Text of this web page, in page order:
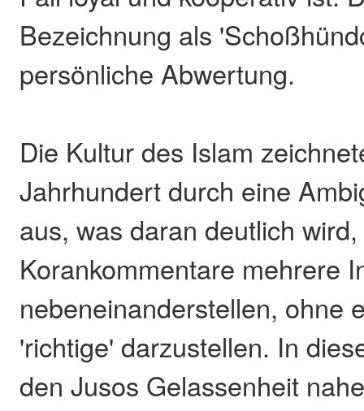
Bezeichnung als
persönliche Abwertung.
Die Kultur des Islam
Jahrhundert durch eine
aus, was daran deutlich
Korankommentare mehrere
nebeneinanderstellen, ohne
'richtige' darzustellen. In
den Jusos Gelassenheit